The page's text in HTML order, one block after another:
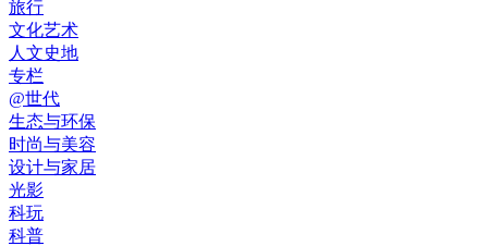
旅行
文化艺术
人文史地
专栏
@世代
生态与环保
时尚与美容
设计与家居
光影
科玩
科普